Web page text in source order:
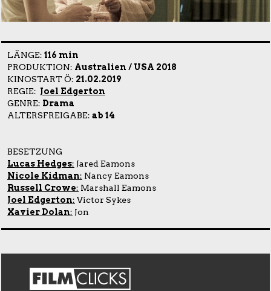
LÄNGE: 116 min
PRODUKTION: Australien / USA 2018
KINOSTART Ö: 21.02.2019
REGIE: Joel Edgerton
GENRE: Drama
ALTERSFREIGABE: ab 14
BESETZUNG
Lucas Hedges: Jared Eamons
Nicole Kidman: Nancy Eamons
Russell Crowe: Marshall Eamons
Joel Edgerton: Victor Sykes
Xavier Dolan: Jon